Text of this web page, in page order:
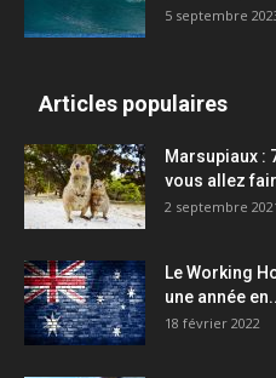
5 septembre
Articles populaires
Marsupiaux :
vous allez
2 septembre
Le Working
une année
18 février 2022